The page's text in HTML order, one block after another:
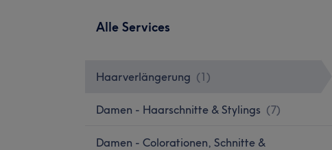
Alle Services
Haarverlängerung (1 )
Damen - Haarschnitte & Stylings (7)
Damen - Colorationen, Schnitte &